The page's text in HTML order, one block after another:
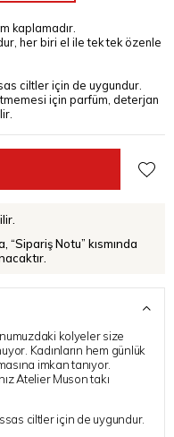
kaplamadır.
her biri el ile tek tek özenle
ciltler için de uygundur.
için parfüm, deterjan
Notu” kısmında
kolyeler size
Kadınların hem günlük
imkan tanıyor.
Atelier Muson takı
ciltler için de uygundur.